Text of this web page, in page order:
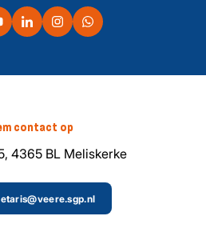
contact op
4365 BL Meliskerke